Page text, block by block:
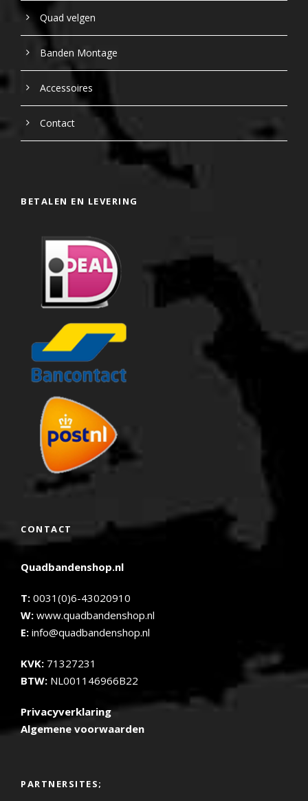
Quad velgen
Banden Montage
Accessoires
Contact
BETALEN EN LEVERING
CONTACT
Quadbandenshop.nl
T: 0031(0)6-43020910
W: www.quadbandenshop.nl
E: info@quadbandenshop.nl
KVK: 71327231
BTW: NL001146966B22
Privacyverklaring
Algemene voorwaarden
PARTNERSITES;